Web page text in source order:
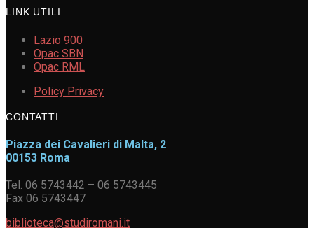
LINK UTILI
Lazio 900
Opac SBN
Opac RML
Policy Privacy
CONTATTI
Piazza dei Cavalieri di Malta, 2
00153 Roma
Tel. 06 5743442 – 06 5743445
Fax 06 5743447
biblioteca@studiromani.it